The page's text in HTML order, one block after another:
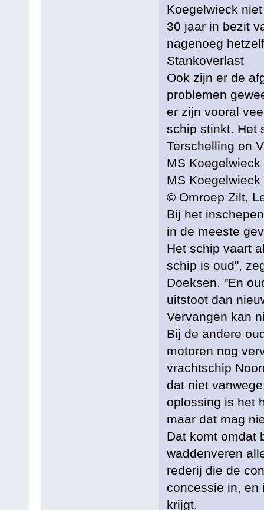
Koegelwieck
30 jaar in bezit
nagenoeg
Stankoverlast
Ook zijn er de
problemen
er zijn vooral
schip stinkt. Het
Terschelling en
MS Koegelwieck
MS Koegelwieck
© Omroep Zilt,
Bij het
in de meeste
Het schip vaart
schip is oud",
Doeksen. "En
uitstoot dan
Vervangen kan
Bij de andere
motoren nog
vrachtschip
dat niet
oplossing is het
maar dat mag
Dat komt omdat
waddenveren
rederij die de
concessie in, en
krijgt.